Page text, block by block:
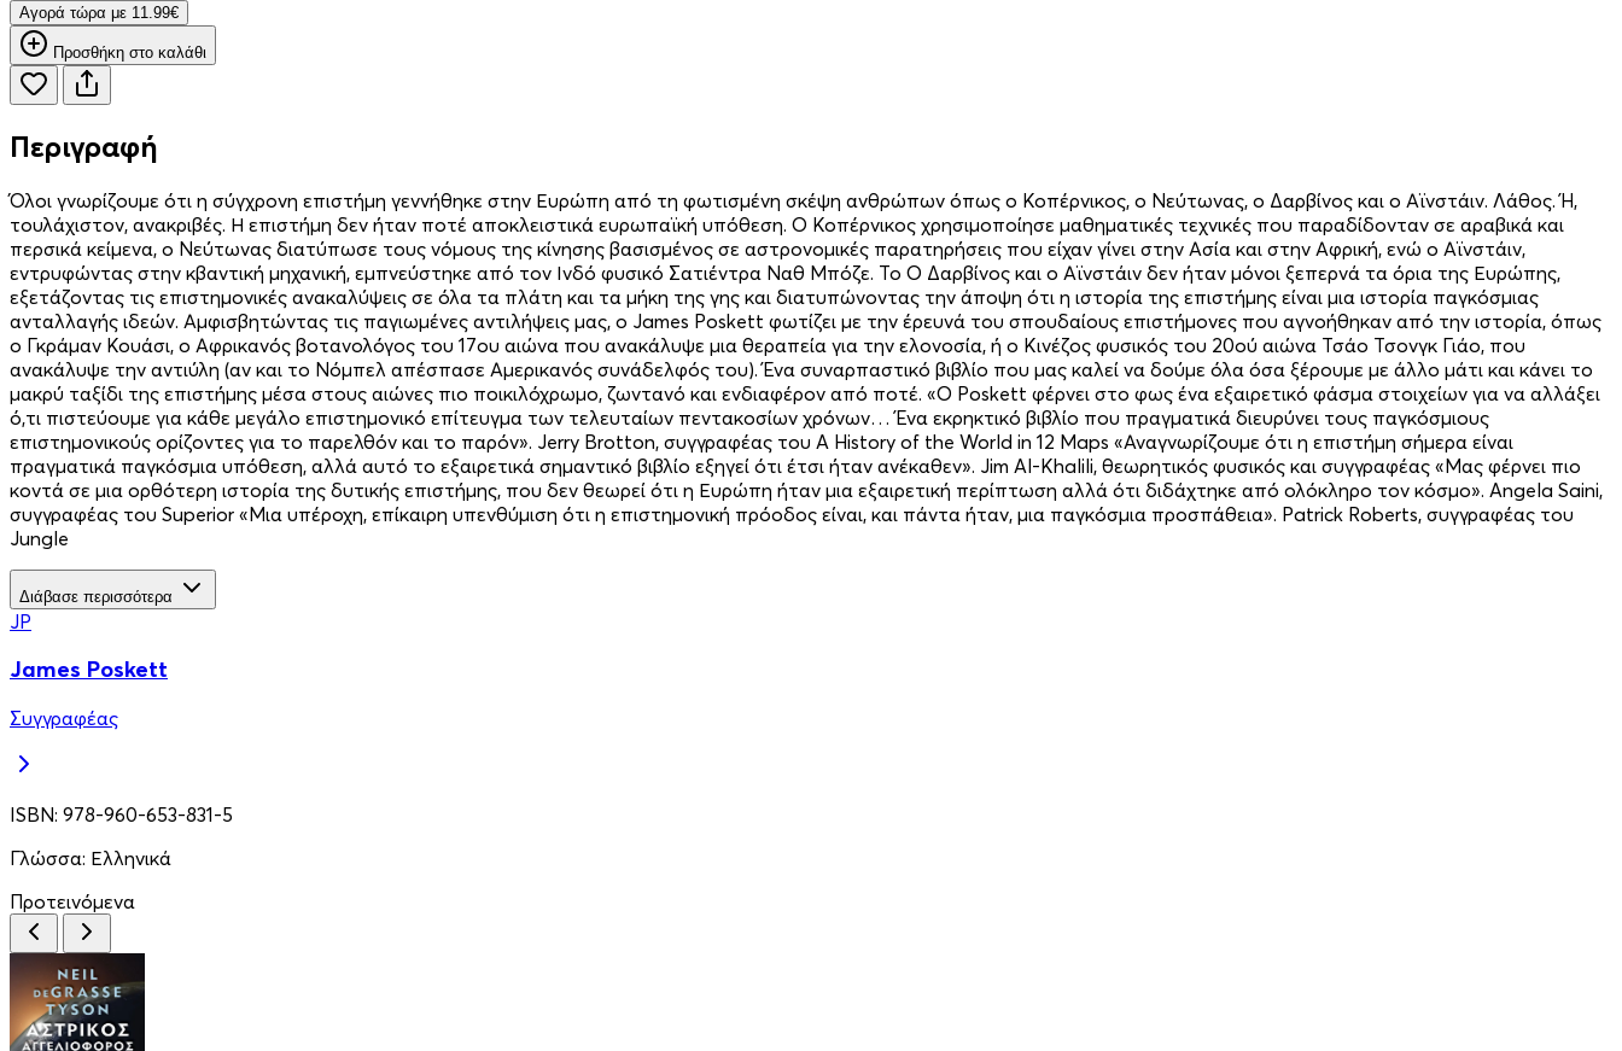
Aγορά τώρα με 11.99€
Προσθήκη στο καλάθι
Περιγραφή
Όλοι γνωρίζουμε ότι η σύγχρονη επιστήμη γεννήθηκε στην Ευρώπη από τη φωτισμένη σκέψη ανθρώπων όπως ο Κοπέρνικος, ο Νεύτωνας, ο Δαρβίνος και ο Αϊνστάιν. Λάθος. Ή,
τουλάχιστον, ανακριβές. Η επιστήμη δεν ήταν ποτέ αποκλειστικά ευρωπαϊκή υπόθεση. Ο Κοπέρνικος χρησιμοποίησε μαθηματικές τεχνικές που παραδίδονταν σε αραβικά και
περσικά κείμενα, ο Νεύτωνας διατύπωσε τους νόμους της κίνησης βασισμένος σε αστρονομικές παρατηρήσεις που είχαν γίνει στην Ασία και στην Αφρική, ενώ ο Αϊνστάιν,
εντρυφώντας στην κβαντική μηχανική, εμπνεύστηκε από τον Ινδό φυσικό Σατιέντρα Ναθ Μπόζε. Το Ο Δαρβίνος και ο Αϊνστάιν δεν ήταν μόνοι ξεπερνά τα όρια της Ευρώπης,
εξετάζοντας τις επιστημονικές ανακαλύψεις σε όλα τα πλάτη και τα μήκη της γης και διατυπώνοντας την άποψη ότι η ιστορία της επιστήμης είναι μια ιστορία παγκόσμιας
ανταλλαγής ιδεών. Αμφισβητώντας τις παγιωμένες αντιλήψεις μας, ο James Poskett φωτίζει με την έρευνά του σπουδαίους επιστήμονες που αγνοήθηκαν από την ιστορία, όπως
ο Γκράμαν Κουάσι, ο Αφρικανός βοτανολόγος του 17ου αιώνα που ανακάλυψε μια θεραπεία για την ελονοσία, ή ο Κινέζος φυσικός του 20ού αιώνα Τσάο Τσονγκ Γιάο, που
ανακάλυψε την αντιύλη (αν και το Νόμπελ απέσπασε Αμερικανός συνάδελφός του). Ένα συναρπαστικό βιβλίο που μας καλεί να δούμε όλα όσα ξέρουμε με άλλο μάτι και κάνει το
μακρύ ταξίδι της επιστήμης μέσα στους αιώνες πιο ποικιλόχρωμο, ζωντανό και ενδιαφέρον από ποτέ. «Ο Poskett φέρνει στο φως ένα εξαιρετικό φάσμα στοιχείων για να αλλάξει
ό,τι πιστεύουμε για κάθε μεγάλο επιστημονικό επίτευγμα των τελευταίων πεντακοσίων χρόνων… Ένα εκρηκτικό βιβλίο που πραγματικά διευρύνει τους παγκόσμιους
επιστημονικούς ορίζοντες για το παρελθόν και το παρόν». Jerry Brotton, συγγραφέας του A History of the World in 12 Maps «Αναγνωρίζουμε ότι η επιστήμη σήμερα είναι
πραγματικά παγκόσμια υπόθεση, αλλά αυτό το εξαιρετικά σημαντικό βιβλίο εξηγεί ότι έτσι ήταν ανέκαθεν». Jim Al-Khalili, θεωρητικός φυσικός και συγγραφέας «Μας φέρνει πιο
κοντά σε μια ορθότερη ιστορία της δυτικής επιστήμης, που δεν θεωρεί ότι η Ευρώπη ήταν μια εξαιρετική περίπτωση αλλά ότι διδάχτηκε από ολόκληρο τον κόσμο». Angela Saini,
συγγραφέας του Superior «Μια υπέροχη, επίκαιρη υπενθύμιση ότι η επιστημονική πρόοδος είναι, και πάντα ήταν, μια παγκόσμια προσπάθεια». Patrick Roberts, συγγραφέας του
Jungle
Διάβασε περισσότερα
JP
James Poskett
Συγγραφέας
ISBN: 978-960-653-831-5
Γλώσσα: Ελληνικά
Προτεινόμενα